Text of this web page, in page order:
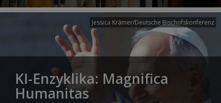
Jessica Krämer/Deutsche Bischofskonferenz
KI-Enzyklika: Magnifica
Humanitas